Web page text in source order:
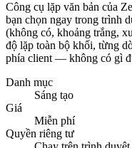
Công cụ lặp văn bản của
bạn chọn ngay trong trình
(không có, khoảng trắng,
độ lặp toàn bộ khối, từng
phía client — không có gì
Danh mục
Sáng tạo
Giá
Miễn phí
Quyền riêng tư